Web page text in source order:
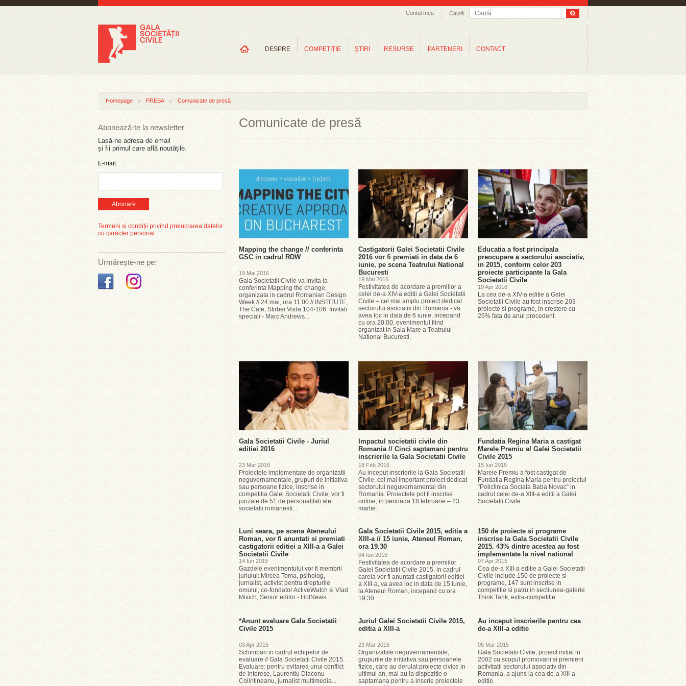
Caută
Contul meu
DESPRE COMPETIȚIE ŞTIRI RESURSE PARTENERI CONTACT
Homepage PRESA Comunicate de presă
Abonează-te la newsletter
Lasă-ne adresa de email
și fii primul care află noutățile.
E-mail:
Abonare
Termeni și condiții privind prelucrarea datelor
cu caracter personal
Urmărește-ne pe:
Comunicate de presă
Mapping the change // conferinta
GSC in cadrul RDW
19 Mai 2016
Gala Societatii Civile va invita la
conferinta Mapping the change,
organizata in cadrul Romanian Design
Week // 24 mai, ora 11:00 // INSTITUTE,
The Cafe, Stirbei Voda 104-106. Invitati
speciali - Marc Andrews...
Castigatorii Galei Societatii Civile
2016 vor fi premiati in data de 6
iunie, pe scena Teatrului National
Bucuresti
19 Mai 2016
Festivitatea de acordare a premiilor a
celei de-a XIV-a editii a Galei Societatii
Civile – cel mai amplu proiect dedicat
sectorului asociativ din Romania - va
avea loc in data de 6 iunie, incepand
cu ora 20:00, evenimentul fiind
organizat in Sala Mare a Teatrului
National Bucuresti.
Educatia a fost principala
preocupare a sectorului asociativ,
in 2015, conform celor 203
proiecte participante la Gala
Societatii Civile
19 Apr 2016
La cea de-a XIV-a editie a Galei
Societatii Civile au fost inscrise 203
proiecte si programe, in crestere cu
25% fata de anul precedent.
Gala Societatii Civile - Juriul
editiei 2016
23 Mar 2016
Proiectele implementate de organizatii
neguvernamentale, grupuri de initiativa
sau persoane fizice, inscrise in
competitia Galei Societatii Civile, vor fi
jurizate de 51 de personalitati ale
societatii romanesti...
Impactul societatii civile din
Romania // Cinci saptamani pentru
inscrierile la Gala Societatii Civile
18 Feb 2016
Au inceput inscrierile la Gala Societatii
Civile, cel mai important proiect dedicat
sectorului neguvernamental din
Romania. Proiectele pot fi inscrise
online, in perioada 18 februarie – 23
martie.
Fundatia Regina Maria a castigat
Marele Premiu al Galei Societatii
Civile 2015
15 Iun 2015
Marele Premiu a fost castigat de
Fundatia Regina Maria pentru proiectul
“Policlinica Sociala Baba Novac” in
cadrul celei de-a XIII-a editii a Galei
Societatii Civile.
Luni seara, pe scena Ateneului
Roman, vor fi anuntati si premiati
castigatorii editiei a XIII-a a Galei
Societatii Civile
14 Iun 2015
Gazdele evenimentului vor fi membrii
juriului: Mircea Toma, psiholog,
jurnalist, activist pentru drepturile
omului, co-fondator ActiveWatch si Vlad
Mixich, Senior editor - HotNews.
Gala Societatii Civile 2015, editia a
XIII-a // 15 iunie, Ateneul Roman,
ora 19.30
04 Iun 2015
Festivitatea de acordare a premiilor
Galei Societatii Civile 2015, in cadrul
careia vor fi anuntati castigatorii editiei
a XIII-a, va avea loc in data de 15 iunie,
la Ateneul Roman, incepand cu ora
19.30.
150 de proiecte si programe
inscrise la Gala Societatii Civile
2015. 43% dintre acestea au fost
implementate la nivel national
07 Apr 2015
Cea de-a XIII-a editie a Galei Societatii
Civile include 150 de proiecte si
programe, 147 sunt inscrise in
competitie si patru in sectiunea-galerie
Think Tank, extra-competitie.
*Anunt evaluare Gala Societatii
Civile 2015
03 Apr 2015
Schimbari in cadrul echipelor de
evaluare // Gala Societatii Civile 2015.
Evaluare: pentru evitarea unui conflict
de interese, Laurentiu Diaconu-
Colintineanu, jurnalist multimedia...
Juriul Galei Societatii Civile 2015,
editia a XIII-a
23 Mar 2015
Organizatiile neguvernamentale,
grupurile de initiativa sau persoanele
fizice, care au derulat proiecte civice in
ultimul an, mai au la dispozitie o
saptamana pentru a inscrie proiectele
Au inceput inscrierile pentru cea
de-a XIII-a editie
05 Mar 2015
Gala Societatii Civile, proiect initiat in
2002 cu scopul promovarii si premierii
activitatii sectorului asociativ din
Romania, a ajuns la cea de-a XIII-a
editie.